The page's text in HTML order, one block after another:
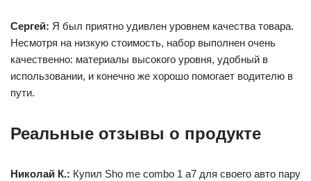
Сергей: Я был приятно удивлен уровнем качества товара.
Несмотря на низкую стоимость, набор выполнен очень
качественно: материалы высокого уровня, удобный в
использовании, и конечно же хорошо помогает водителю в
пути.
Реальные отзывы о продукте
Николай К.: Купил Sho me combo 1 а7 для своего авто пару